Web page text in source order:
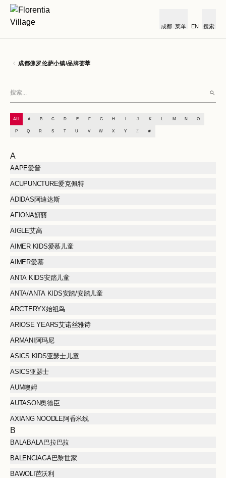
成都 菜单 EN 搜索
成都佛罗伦萨小镇/品牌荟萃
ALL A B C D E F G H J K L M N O
P Q R S T U V W X Y Z #
A
AAPE爱普
ACUPUNCTURE爱克佩特
ADIDAS阿迪达斯
AFIONA妍丽
AIGLE艾高
AIMER KIDS爱慕儿童
AIMER爱慕
ANTA KIDS安踏儿童
ANTA/ANTA KIDS安踏/安踏儿童
ARC'TERYX始祖鸟
ARIOSE YEARS艾诺丝雅诗
ARMANI阿玛尼
ASICS KIDS亚瑟士儿童
ASICS亚瑟士
AUM噢姆
AUTASON奥德臣
AXIANG NOODLE阿香米线
B
BALABALA巴拉巴拉
BALENCIAGA巴黎世家
BAWOLI芭沃利